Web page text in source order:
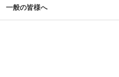
一般の皆様へ